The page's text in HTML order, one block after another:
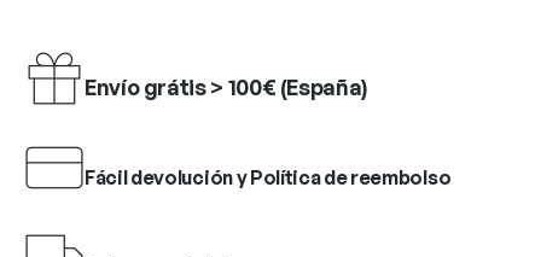
Envío grátis > 100€ (España)
Fácil devolución y Política de reembolso